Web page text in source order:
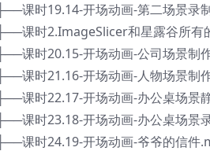
├──课时19.14-开场动画-第二场景录
├──课时2.ImageSlicer和星露谷所有
├──课时20.15-开场动画-公司场景制
├──课时21.16-开场动画-人物场景制
├──课时22.17-开场动画-办公桌场景
├──课时23.18-开场动画-办公桌场景
├──课时24.19-开场动画-爷爷的信件